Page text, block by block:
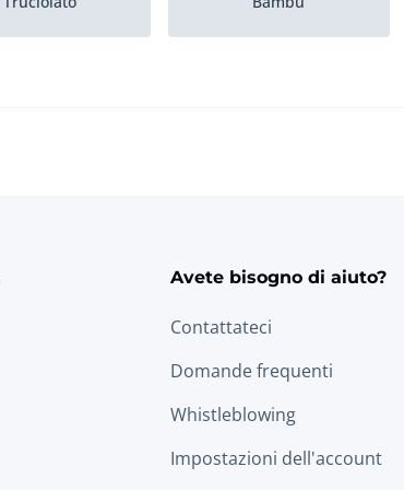
Avete bisogno di aiuto?
Contattateci
Domande frequenti
Whistleblowing
Impostazioni dell'account